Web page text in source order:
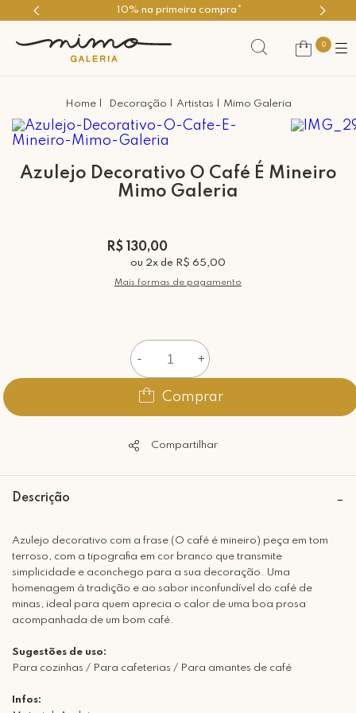
10% na primeira compra*
0
Decoração Artistas Mimo Galeria
Azulejo Decorativo O Café É Mineiro
Mimo Galeria
R$ 130,00
ou 2x de R$ 65,00
Mais formas de pagamento
- +
Comprar
Compartilhar
Descrição
Azulejo decorativo com a frase (O café é mineiro) peça em tom
terroso, com a tipografia em cor branco que transmite
simplicidade e aconchego para a sua decoração. Uma
homenagem à tradição e ao sabor inconfundível do café de
minas, ideal para quem aprecia o calor de uma boa prosa
acompanhada de um bom café.
Sugestões de uso:
Para cozinhas / Para cafeterias / Para amantes de café
Infos: